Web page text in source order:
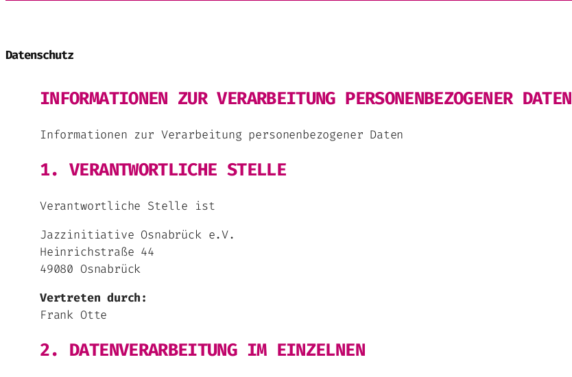
Datenschutz
INFORMATIONEN ZUR VERARBEITUNG PERSONENBEZOGENER DATEN
Informationen zur Verarbeitung personenbezogener Daten
1. VERANTWORTLICHE STELLE
Verantwortliche Stelle ist
Jazzinitiative Osnabrück e.V.
Heinrichstraße 44
49080 Osnabrück
Vertreten durch:
Frank Otte
2. DATENVERARBEITUNG IM EINZELNEN